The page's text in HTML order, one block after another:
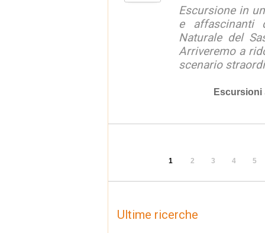
Escursione in
e affascinanti
Naturale del
Arriveremo a
scenario
Escursioni
1 2 3 4 5
Ultime ricerche